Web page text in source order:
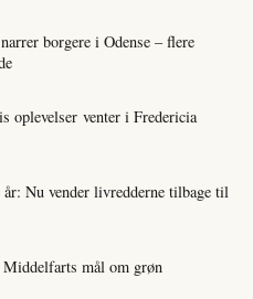
borgere i Odense – flere
oplevelser venter i Fredericia
Nu vender livredderne tilbage til
mål om grøn